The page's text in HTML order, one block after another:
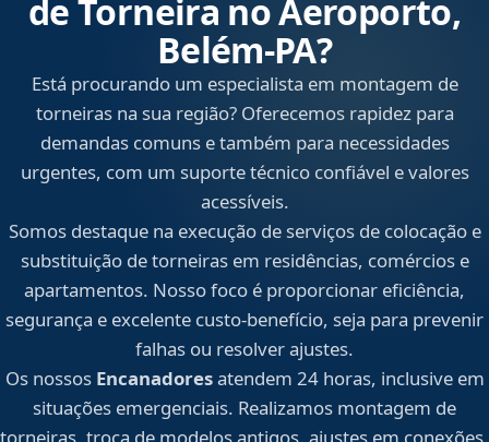
de Torneira no Aeroporto,
Belém‑PA?
Está procurando um especialista em montagem de
torneiras na sua região? Oferecemos rapidez para
demandas comuns e também para necessidades
urgentes, com um suporte técnico confiável e valores
acessíveis.
Somos destaque na execução de serviços de colocação e
substituição de torneiras em residências, comércios e
apartamentos. Nosso foco é proporcionar eficiência,
segurança e excelente custo-benefício, seja para prevenir
falhas ou resolver ajustes.
Os nossos Encanadoresatendem 24 horas, inclusive em
situações emergenciais. Realizamos montagem de